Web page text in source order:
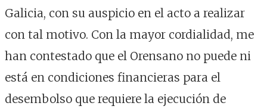
Galicia, con su auspicio en el acto a realizar
con tal motivo. Con la mayor cordialidad, me
han contestado que el Orensano no puede ni
está en condiciones financieras para el
desembolso que requiere la ejecución de